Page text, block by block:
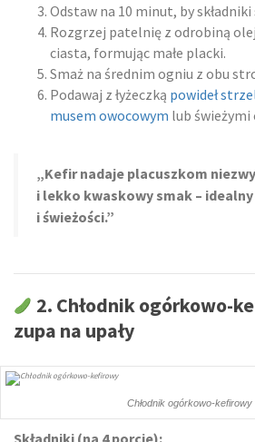
Odstaw na 10 minut, by składniki
Rozgrzej patelnię z odrobiną
ciasta, formując małe placki.
Smaż na średnim ogniu z obu
Podawaj z łyżeczką powideł
musem owocowym lub świeżymi
„Kefir nadaje placuszkom
i lekko kwaskowy smak –
i świeżości.”
2. Chłodnik ogórkowo-
zupa na upały
Chłodnik ogórkowo-kefirowy
Składniki (na 4 porcje):